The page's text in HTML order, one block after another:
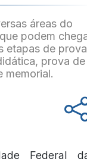
áreas do
podem
etapas de prova
prova de
memorial.
Federal